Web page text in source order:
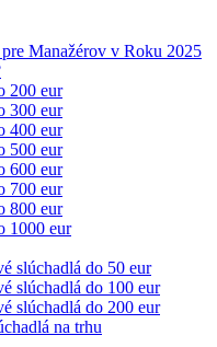
Manažérov v Roku 2025
200 eur
300 eur
400 eur
500 eur
600 eur
700 eur
800 eur
1000 eur
slúchadlá do 50 eur
slúchadlá do 100 eur
slúchadlá do 200 eur
na trhu